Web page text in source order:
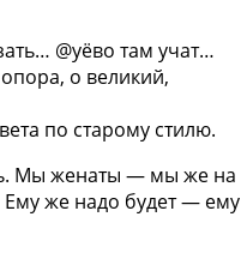
@уёво там учат…
о великий,
по старому стилю.
Мы женаты — мы же на
же надо будет — ему